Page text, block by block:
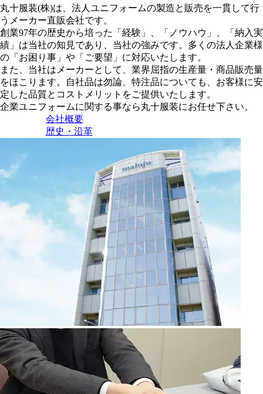
丸十服装(株)は、法人ユニフォームの製造と販売を一貫して行
うメーカー直販会社です。
創業97年の歴史から培った「経験」、「ノウハウ」、「納入実
績」は当社の知見であり、当社の強みです。多くの法人企業様
の「お困り事」や「ご要望」に対応いたします。
また、当社はメーカーとして、業界屈指の生産量・商品販売量
をほこります。自社品は勿論、特注品についても、お客様に安
定した品質とコストメリットをご提供いたします。
企業ユニフォームに関する事なら丸十服装にお任せ下さい。
会社概要
歴史・沿革